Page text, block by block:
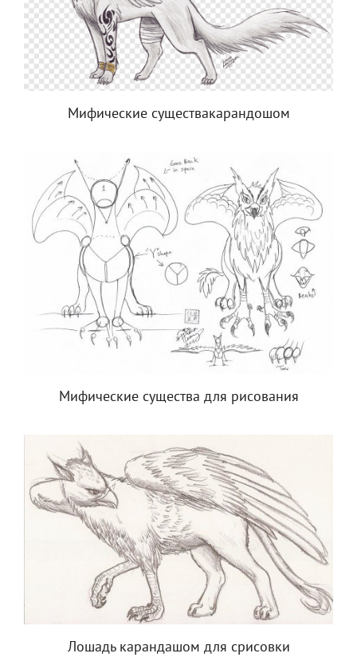
Мифические существакарандошом
Мифические существа для рисования
Лошадь карандашом для срисовки